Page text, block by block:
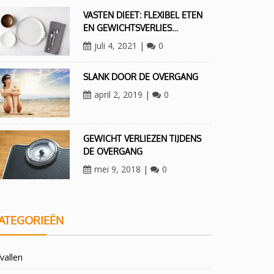
VASTEN DIEET: FLEXIBEL ETEN
EN GEWICHTSVERLIES…
juli 4, 2021 | 0
SLANK DOOR DE OVERGANG
april 2, 2019 | 0
GEWICHT VERLIEZEN TIJDENS
DE OVERGANG
mei 9, 2018 | 0